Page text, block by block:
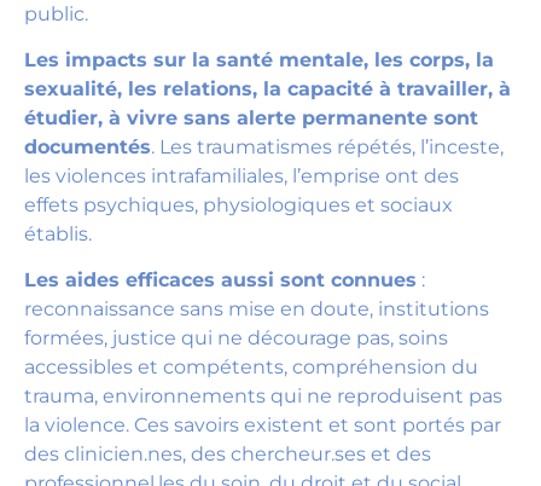
public.
Les impacts sur la santé mentale, les corps, la
sexualité, les relations, la capacité à travailler, à
étudier, à vivre sans alerte permanente sont
documentés. Les traumatismes répétés, l’inceste,
les violences intrafamiliales, l’emprise ont des
effets psychiques, physiologiques et sociaux
établis.
Les aides efficaces aussi sont connues :
reconnaissance sans mise en doute, institutions
formées, justice qui ne décourage pas, soins
accessibles et compétents, compréhension du
trauma, environnements qui ne reproduisent pas
la violence. Ces savoirs existent et sont portés par
des clinicien.nes, des chercheur.ses et des